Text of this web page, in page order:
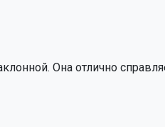
Она отлично